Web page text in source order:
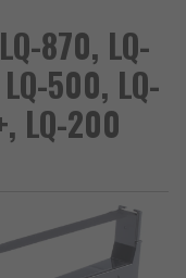
870, LQ-
500, LQ-
LQ-200